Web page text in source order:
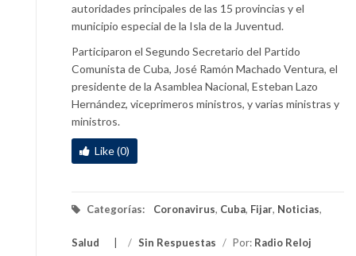
autoridades principales de las 15 provincias y el
municipio especial de la Isla de la Juventud.
Participaron el Segundo Secretario del Partido
Comunista de Cuba, José Ramón Machado Ventura, el
presidente de la Asamblea Nacional, Esteban Lazo
Hernández, viceprimeros ministros, y varias ministras y
ministros.
Like (0)
Categorías: Coronavirus, Cuba, Fijar, Noticias,
Salud / Sin Respuestas / Por: Radio Reloj